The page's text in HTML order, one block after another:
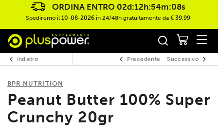
ORDINA ENTRO 02d:12h:54m:08s
Spediremo il 10-08-2026in 24/48h gratuitamente da € 39,99
Indietro Precedente Successivo
BPR NUTRITION
Peanut Butter 100% Super
Crunchy 20gr